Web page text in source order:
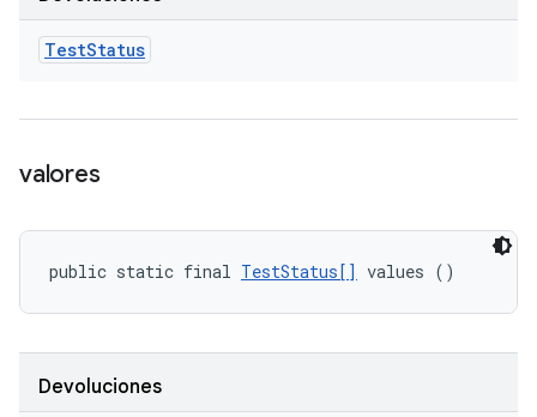
TestStatus
valores
public static final TestStatus[] values ()
Devoluciones